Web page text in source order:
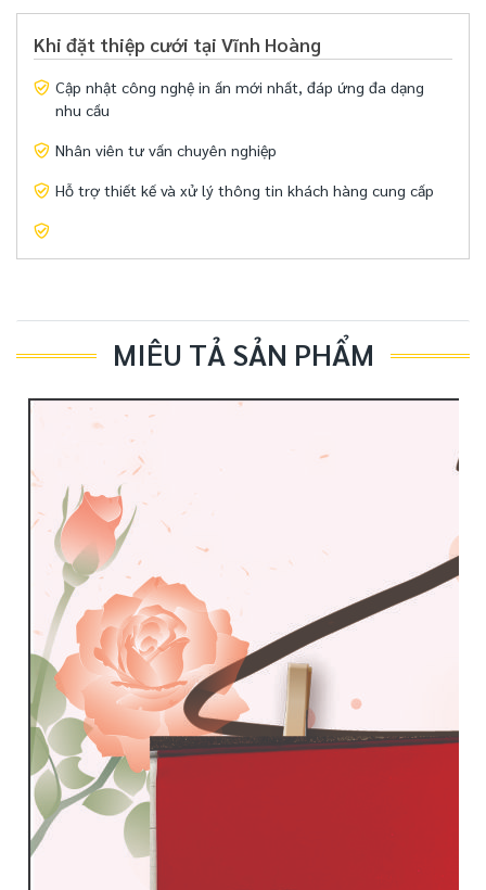
Khi đặt thiệp cưới tại Vĩnh Hoàng
Cập nhật công nghệ in ấn mới nhất, đáp ứng đa dạng
nhu cầu
Nhân viên tư vấn chuyên nghiệp
Hỗ trợ thiết kế và xử lý thông tin khách hàng cung cấp
MIÊU TẢ SẢN PHẨM